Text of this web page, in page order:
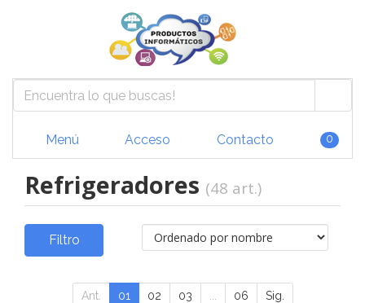
Menú Acceso Contacto 0
Refrigeradores (48 art.)
Filtro
Ant. 01 02 03 06 Sig.